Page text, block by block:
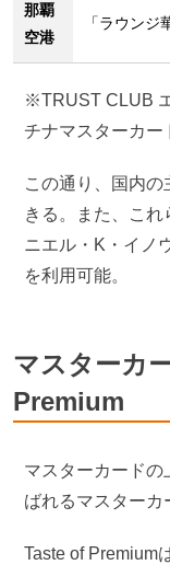
那覇
空港
「ラウンジ
※TRUST CLUB
チナマスターカー
この通り、国内
きる。また、こ
ニエル・K・イノ
を利用可能。
マスターカ
Premium
マスターカードの
ばれるマスターカ
Taste of Premium